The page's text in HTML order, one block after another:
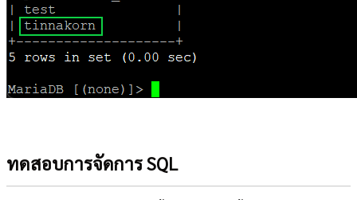
ทดสอบการจัดการ SQL